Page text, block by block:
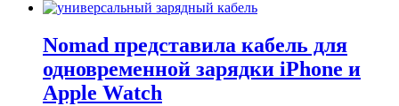
Nomad представила кабель для
одновременной зарядки iPhone и
Apple Watch